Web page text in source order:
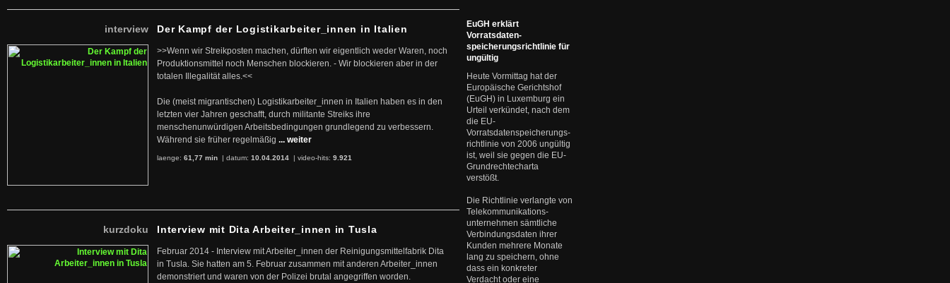
interview Der Kampf der Logistikarbeiter_innen in Italien
>>Wenn wir Streikposten machen, dürften wir eigentlich weder Waren, noch
Produktionsmittel noch Menschen blockieren. - Wir blockieren aber in der
totalen Illegalität alles.<<
Die (meist migrantischen) Logistikarbeiter_innen in Italien haben es in den
letzten vier Jahren geschafft, durch militante Streiks ihre
menschenunwürdigen Arbeitsbedingungen grundlegend zu verbessern.
Während sie früher regelmäßig ... weiter
laenge: 61,77 min | datum: 10.04.2014 | video-hits: 9.921
kurzdoku Interview mit Dita Arbeiter_innen in Tusla
Februar 2014 - Interview mit Arbeiter_innen der Reinigungsmittelfabrik Dita
in Tusla. Sie hatten am 5. Februar zusammen mit anderen Arbeiter_innen
demonstriert und waren von der Polizei brutal angegriffen worden.
EuGH erklärt
Vorratsdaten-
speicherungsrichtlinie für
ungültig
Heute Vormittag hat der
Europäische Gerichtshof
(EuGH) in Luxemburg ein
Urteil verkündet, nach dem
die EU-
Vorratsdatenspeicherungs-
richtlinie von 2006 ungültig
ist, weil sie gegen die EU-
Grundrechtecharta
verstößt.
Die Richtlinie verlangte von
Telekommunikations-
unternehmen sämtliche
Verbindungsdaten ihrer
Kunden mehrere Monate
lang zu speichern, ohne
dass ein konkreter
Verdacht oder eine